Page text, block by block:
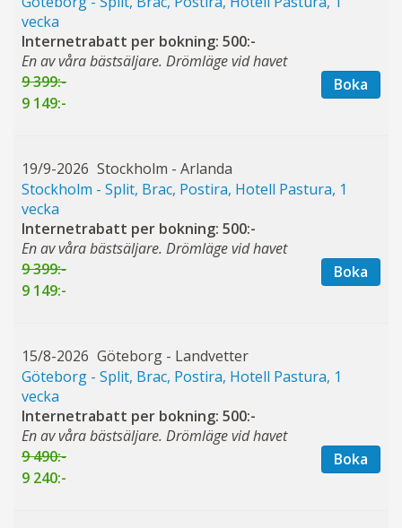
vecka
Internetrabatt per bokning: 500:-
En av våra bästsäljare. Drömläge vid havet
9 399:-
9 149:-
Boka
19/9-2026 Stockholm - Arlanda
Stockholm - Split, Brac, Postira, Hotell Pastura, 1
vecka
Internetrabatt per bokning: 500:-
En av våra bästsäljare. Drömläge vid havet
9 399:-
9 149:-
Boka
15/8-2026 Göteborg - Landvetter
Göteborg - Split, Brac, Postira, Hotell Pastura, 1
vecka
Internetrabatt per bokning: 500:-
En av våra bästsäljare. Drömläge vid havet
9 490:-
9 240:-
Boka